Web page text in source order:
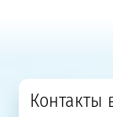
Контакты